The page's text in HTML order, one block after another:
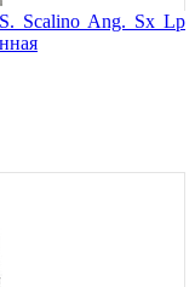
Scalino Ang. Sx Lp